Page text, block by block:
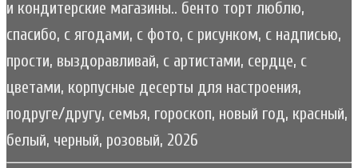
и кондитерские магазины.. бенто торт люблю,
спасибо, с ягодами, с фото, с рисунком, с надписью,
прости, выздоравливай, с артистами, сердце, с
цветами, корпусные десерты для настроения,
подруге/другу, семья, гороскоп, новый год, красный,
белый, черный, розовый, 2026